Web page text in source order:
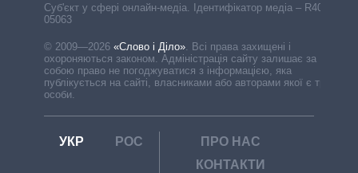
Cуб'єкт у сфері онлайн-медіа. Ідентифікатор медіа – R40-
05063
© 2009—2026 «Слово і Діло» Всі права захищені і
охороняються законом. Адміністрація сайту залишає за
собою право не погоджуватися з інформацією, яка
публікується на сайті, власниками або авторами якої є треті
особи.
УКР РОС
ПРО НАС
КОНТАКТИ